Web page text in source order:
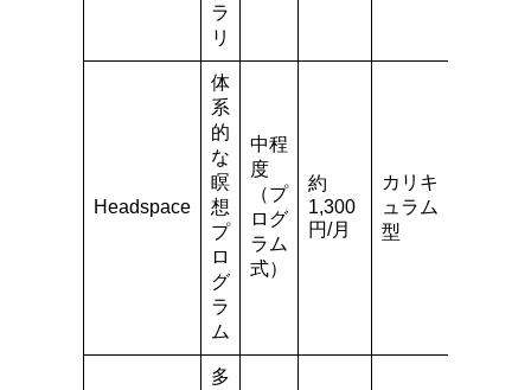
ラ
リ
Headspace
体
系
的
な
瞑
想
プ
ロ
グ
ラ
ム
中程
度
（プ
ログ
ラム
式）
約
1,300
円/月
カリキ
ュラム
型
多